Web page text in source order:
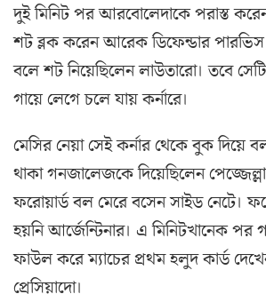
দুই মিনিট পর আরবোলেদাকে পরাস্ত
শট ব্লক করেন আরেক ডিফেন্ডার পারভিস
বলে শট নিয়েছিলেন লাউতারো। তবে
গায়ে লেগে চলে যায় কর্নারে।
মেসির নেয়া সেই কর্নার থেকে বুক দিয়ে
থাকা গনজালেজকে দিয়েছিলেন
ফরোয়ার্ড বল মেরে বসেন সাইড নেটে।
হয়নি আর্জেন্টিনার। এ মিনিটখানেক
ফাউল করে ম্যাচের প্রথম হলুদ কার্ড
প্রেসিয়াদো।